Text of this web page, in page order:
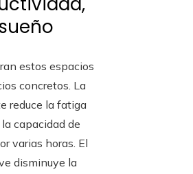
estos espacios
concretos. La
reduce la fatiga
capacidad de
varias horas. El
disminuye la